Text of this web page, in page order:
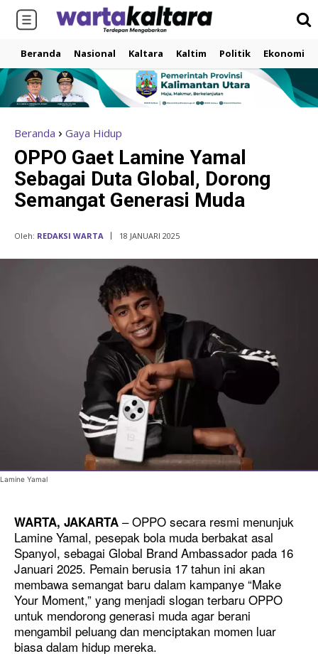
Beranda Nasional Kaltara Kaltim Politik Ekonomi
Beranda Gaya Hidup
OPPO Gaet Lamine Yamal
Sebagai Duta Global, Dorong
Semangat Generasi Muda
Oleh: REDAKSI WARTA 18 JANUARI 2025
Lamine Yamal
WARTA, JAKARTA – OPPO secara resmi menunjuk
Lamine Yamal, pesepak bola muda berbakat asal
Spanyol, sebagai Global Brand Ambassador pada 16
Januari 2025. Pemain berusia 17 tahun ini akan
membawa semangat baru dalam kampanye “Make
Your Moment,” yang menjadi slogan terbaru OPPO
untuk mendorong generasi muda agar berani
mengambil peluang dan menciptakan momen luar
biasa dalam hidup mereka.